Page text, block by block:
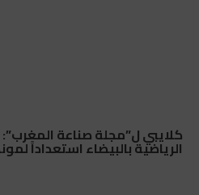
كلايبي ل”مجلة صناعة المغرب”:
الرياضية بالبيضاء استعداداً